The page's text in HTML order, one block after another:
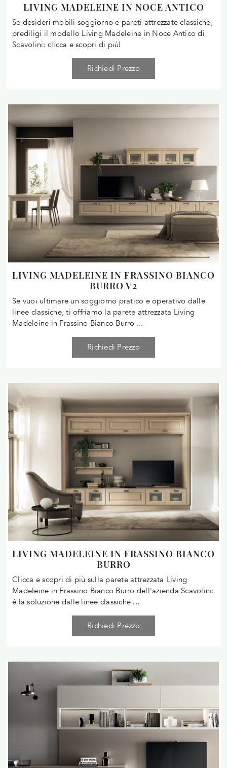
LIVING MADELEINE IN NOCE ANTICO
Se desideri mobili soggiorno e pareti attrezzate classiche,
prediligi il modello Living Madeleine in Noce Antico di
Scavolini: clicca e scopri di più!
Richiedi Prezzo
LIVING MADELEINE IN FRASSINO BIANCO
BURRO V2
Se vuoi ultimare un soggiorno pratico e operativo dalle
linee classiche, ti offriamo la parete attrezzata Living
Madeleine in Frassino Bianco Burro ...
Richiedi Prezzo
LIVING MADELEINE IN FRASSINO BIANCO
BURRO
Clicca e scopri di più sulla parete attrezzata Living
Madeleine in Frassino Bianco Burro dell'azienda Scavolini:
è la soluzione dalle linee classiche ...
Richiedi Prezzo